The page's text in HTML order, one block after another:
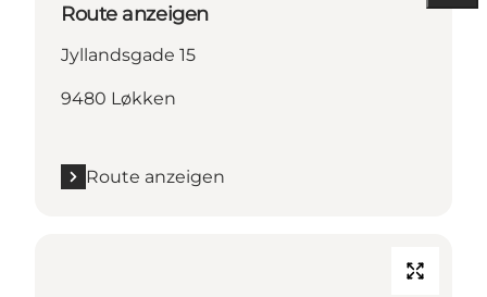
Route anzeigen
Jyllandsgade 15
9480 Løkken
Route anzeigen